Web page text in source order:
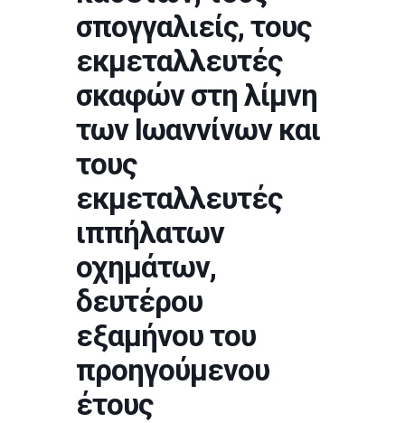
σπογγαλιείς, τους
εκμεταλλευτές
σκαφών στη λίμνη
των Ιωαννίνων και
τους
εκμεταλλευτές
ιππήλατων
οχημάτων,
δευτέρου
εξαμήνου του
προηγούμενου
έτους